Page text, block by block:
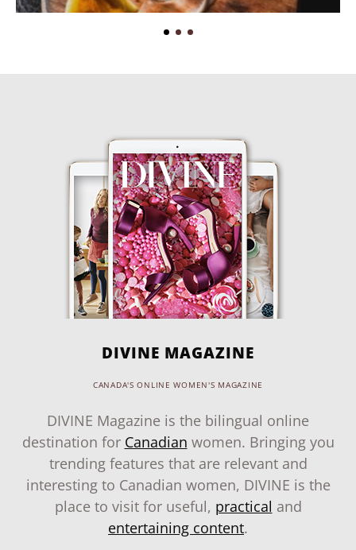
DIVINE MAGAZINE
CANADA'S ONLINE WOMEN'S MAGAZINE
DIVINE Magazine is the bilingual online
destination for Canadian women. Bringing you
trending features that are relevant and
interesting to Canadian women, DIVINE is the
place to visit for useful, practical and
entertaining content.